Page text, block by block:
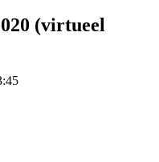
(virtueel